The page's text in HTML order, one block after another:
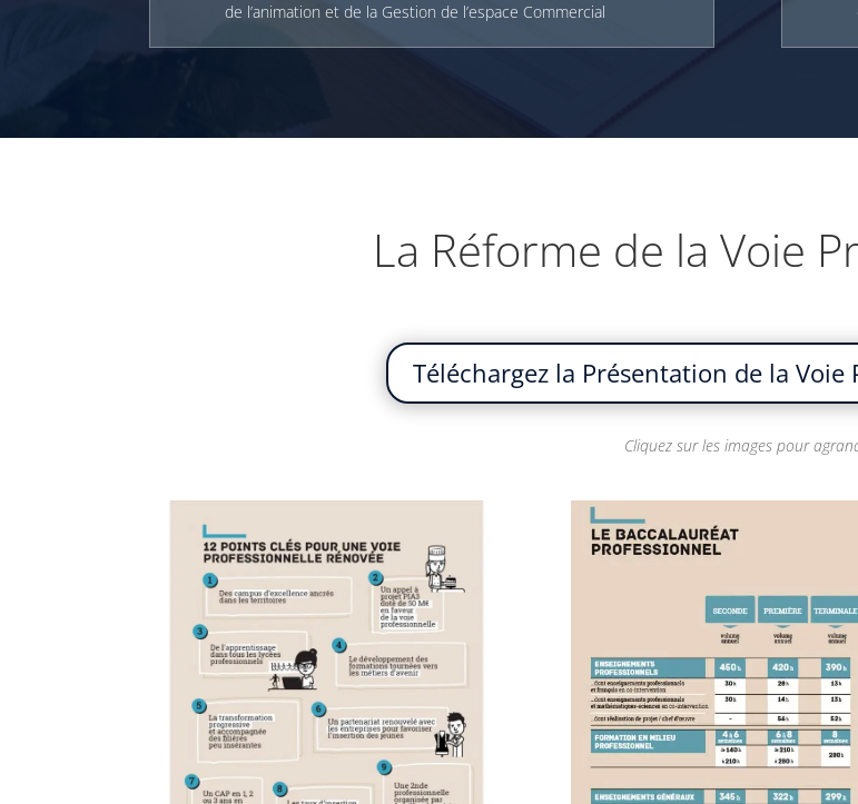
de l’animation et de la Gestion de l’espace Commercial
La Réforme de la Voie
Téléchargez la Présentation de la Voie
Cliquez sur les images pour